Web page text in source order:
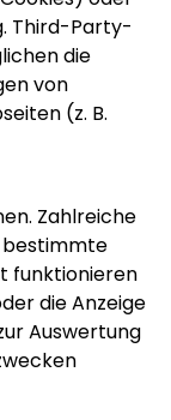
Third-Party-
die
von
(z. B.
Zahlreiche
bestimmte
funktionieren
die Anzeige
Auswertung